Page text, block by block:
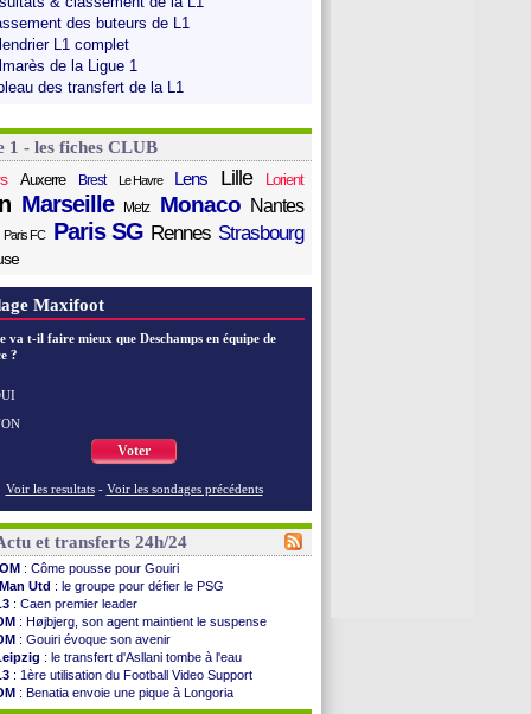
des buteurs de L1
L1 complet
de la Ligue 1
des transfert de la L1
1 - les fiches CLUB
Auxerre Brest Le Havre Lens Lille Lorient
Marseille Metz Monaco Nantes
Paris FC Paris SG Rennes Strasbourg
Maxifoot
va t-il faire mieux que Deschamps en équipe de
?
Voter
Voir les resultats - Voir les sondages précédents
et transferts 24h/24
OM : Côme pousse pour Gouiri
Man Utd : le groupe pour défier le PSG
: Caen premier leader
: Højbjerg, son agent maintient le suspense
: Gouiri évoque son avenir
: le transfert d'Asllani tombe à l'eau
: 1ère utilisation du Football Video Support
: Benatia envoie une pique à Longoria
: Al-Ahli veut Pape Gueye